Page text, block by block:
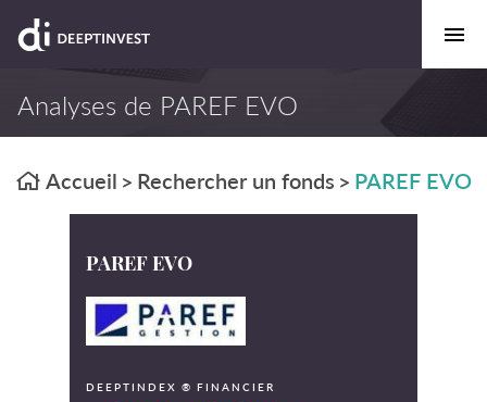
Analyses de PAREF EVO
Accueil > Rechercher un fonds > PAREF EVO
PAREF EVO
DEEPTINDEX ® FINANCIER